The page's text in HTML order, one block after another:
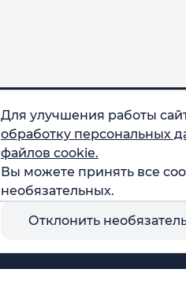
Для улучшения работы
обработку персональных
файлов cookie.
Вы можете принять все
необязательных.
Отклонить
в Telegram
в MAX